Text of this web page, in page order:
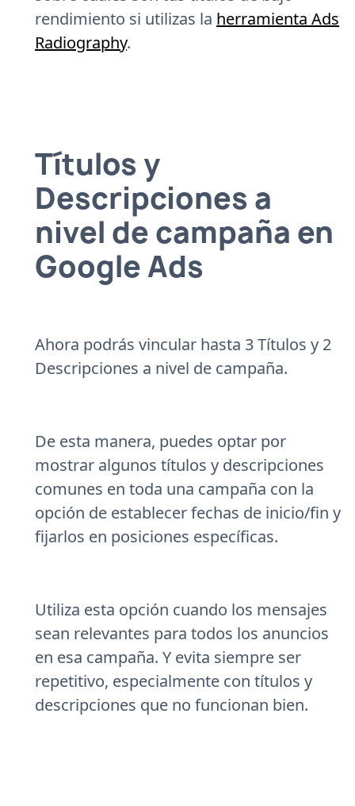
rendimiento si utilizas la herramienta Ads
Radiography.
Títulos y
Descripciones a
nivel de campaña en
Google Ads
Ahora podrás vincular hasta 3 Títulos y 2
Descripciones a nivel de campaña.
De esta manera, puedes optar por
mostrar algunos títulos y descripciones
comunes en toda una campaña con la
opción de establecer fechas de inicio/fin y
fijarlos en posiciones específicas.
Utiliza esta opción cuando los mensajes
sean relevantes para todos los anuncios
en esa campaña. Y evita siempre ser
repetitivo, especialmente con títulos y
descripciones que no funcionan bien.